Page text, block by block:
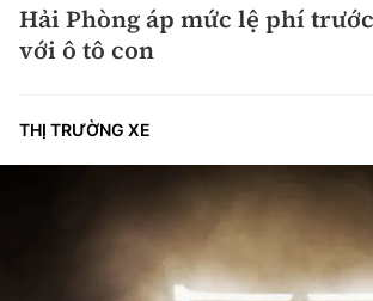
Hải Phòng áp mức lệ phí
với ô tô con
THỊ TRƯỜNG XE